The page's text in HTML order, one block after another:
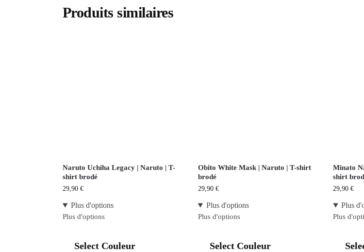
Produits similaires
Naruto Uchiha Legacy | Naruto | T-
shirt brodé
29,90 €
Plus d'options
Plus d'options
Select Couleur
Obito White Mask | Naruto | T-shirt
brodé
29,90 €
Plus d'options
Plus d'options
Select Couleur
Minato
shirt
29,90€
Plus
Plus